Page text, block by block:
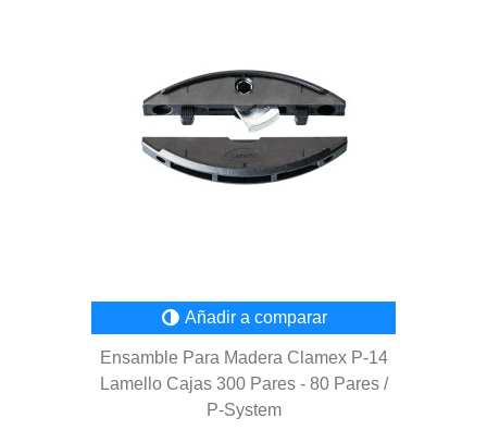
Añadir a comparar
Ensamble Para Madera Clamex P-14
Lamello Cajas 300 Pares - 80 Pares /
P-System